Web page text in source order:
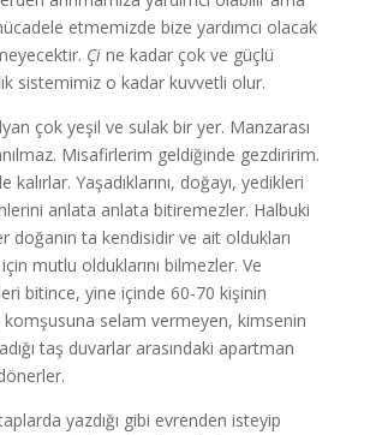
etmemizde bize yardımcı olacak
Çine kadar çok ve güçlü
sistemimiz o kadar kuvvetli olur.
çok yeşil ve sulak bir yer. Manzarası
Misafirlerim geldiğinde gezdiririm.
kalırlar. Yaşadıklarını, doğayı, yedikleri
anlata anlata bitiremezler. Halbuki
doğanın ta kendisidir ve ait oldukları
mutlu olduklarını bilmezler. Ve
bitince, yine içinde 60-70 kişinin
komşusuna selam vermeyen, kimsenin
taş duvarlar arasındaki apartman
yazdığı gibi evrenden isteyip